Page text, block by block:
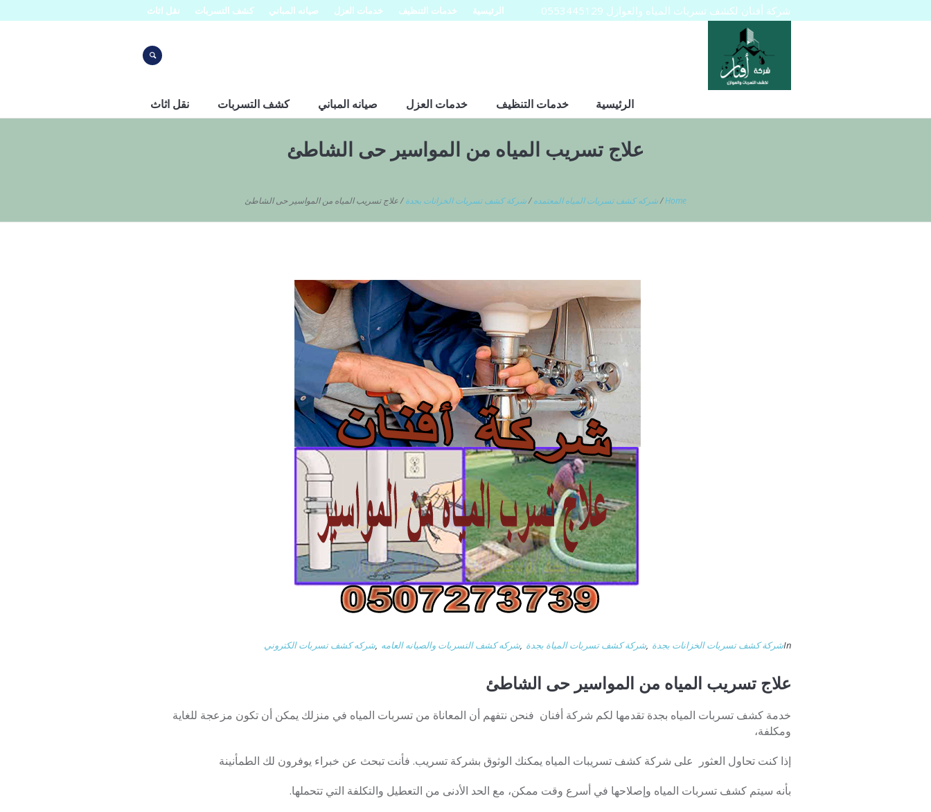
الرئيسية خدمات التنظيف خدمات العزل صيانه المباني كشف التسربات نقل اثاث شركة أفنان لكشف تسربات المياه والعوازل 0553445129
الرئيسية خدمات التنظيف خدمات العزل صيانه المباني كشف التسربات نقل اثاث
علاج تسريب المياه من المواسير حى الشاطئ
Home
/شركه كشف تسربات المياه المعتمده /شركة كشف تسربات الخزانات بجدة /علاج تسريب المياه من المواسير حى الشاطئ
Inشركة كشف تسربات الخزانات بجدة ,شركة كشف تسربات المياة بجدة ,شركه كشف التسربات والصيانه العامه ,شركه كشف تسربات الكتروني
علاج تسريب المياه من المواسير حى الشاطئ
خدمة كشف تسربات المياه بجدة تقدمها لكم شركة أفنان فنحن نتفهم أن المعاناة من تسربات المياه في منزلك يمكن أن تكون مزعجة للغاية
ومكلفة،
إذا كنت تحاول العثور على شركة كشف تسريبات المياه يمكنك الوثوق بشركة تسريب. فأنت تبحث عن خبراء يوفرون لك الطمأنينة
بأنه سيتم كشف تسربات المياه وإصلاحها في أسرع وقت ممكن، مع الحد الأدنى من التعطيل والتكلفة التي تتحملها.